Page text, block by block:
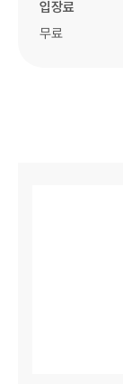
입장료
무료